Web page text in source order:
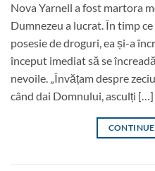
Nova Yarnell a fost martora
Dumnezeu a lucrat. În timp
posesie de droguri, ea și-a
început imediat să se
nevoile. „Învățam despre
când dai Domnului, asculți […]